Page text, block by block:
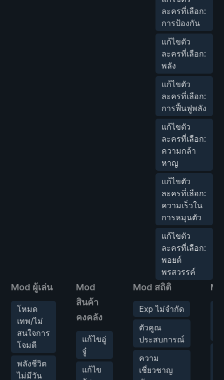
ละครที่เลือก:
การป้องกัน
แก้ไขตัว
ละครที่เลือก:
พลัง
แก้ไขตัว
ละครที่เลือก:
การฟื้นฟูพลัง
แก้ไขตัว
ละครที่เลือก:
ความกล้า
หาญ
แก้ไขตัว
ละครที่เลือก:
ความเร็วใน
การหมุนตัว
แก้ไขตัว
ละครที่เลือก:
พอยต์
พรสวรรค์
Mod ผู้เล่น
โหมด
เทพ/ไม่
สนใจการ
โจมตี
พลังชีวิต
ไม่มีวัน
Mod
สินค้า
คงคลัง
แก้ไขอู่
จู๋
แก้ไข
Mod สถิติ
Exp ไม่จำกัด
ตัวคูณ
ประสบการณ์
ความ
เชี่ยวชาญ